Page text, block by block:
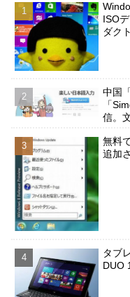
ISO
ダク
中国
「
信。
無料
追加
タブ
DUO